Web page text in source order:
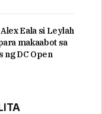
Eala si Leylah
makaabot sa
ng DC Open